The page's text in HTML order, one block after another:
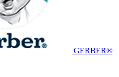
GERBER®